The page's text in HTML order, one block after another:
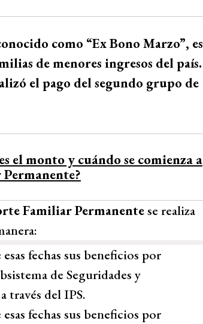
como “Ex Bono Marzo”, es
de menores ingresos del país.
el pago del segundo grupo de
el monto y cuándo se comienza a
Familiar Permanentese realiza
fechas sus beneficios por
de Seguridades y
través del IPS.
fechas sus beneficios por